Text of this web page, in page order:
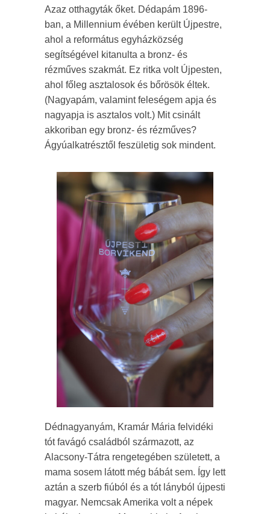
Azaz otthagyták őket. Dédapám 1896-
ban, a Millennium évében került Újpestre,
ahol a református egyházközség
segítségével kitanulta a bronz- és
rézműves szakmát. Ez ritka volt Újpesten,
ahol főleg asztalosok és bőrösök éltek.
(Nagyapám, valamint feleségem apja és
nagyapja is asztalos volt.) Mit csinált
akkoriban egy bronz- és rézműves?
Ágyúalkatrésztől feszületig sok mindent.
Dédnagyanyám, Kramár Mária felvidéki
tót favágó családból származott, az
Alacsony-Tátra rengetegében született, a
mama sosem látott még bábát sem. Így lett
aztán a szerb fiúból és a tót lányból újpesti
magyar. Nemcsak Amerika volt a népek